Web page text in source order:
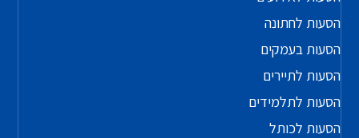
הסעות לחתונה
הסעות בעמקים
הסעות לתיירים
הסעות לתלמידים
הסעות לכותל